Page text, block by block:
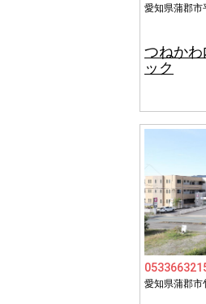
愛知県蒲郡市
つねか
ック
愛知県蒲郡市